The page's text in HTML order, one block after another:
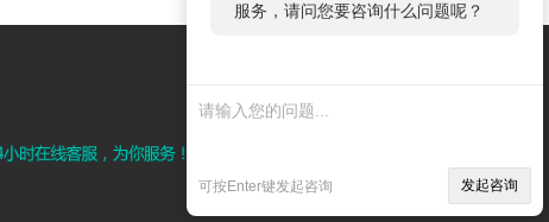
服务，请问您要咨询什么问题呢？
可按Enter键发起咨询 发起咨询